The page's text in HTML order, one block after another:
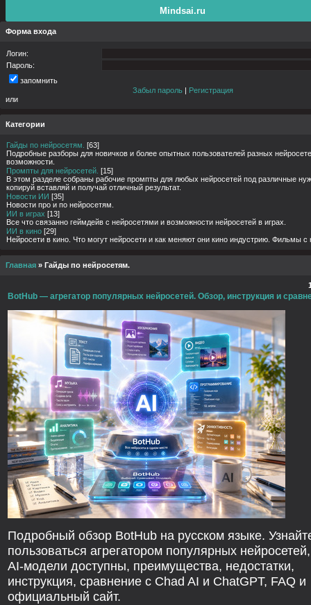
Mindsai.ru
Форма входа
Логин:
Пароль:
запомнить
Забыл пароль | Регистрация
или
Категории
Гайды по нейросетям. [63]
Подробные разборы для новичков и более опытных пользователей разных
возможности.
Промпты для нейросетей. [15]
В этом разделе собраны рабочие промпты для любых нейросетей под различные
копируй вставляй и получай отличный результат.
Новости ИИ [35]
Новости про и по нейросетям.
ИИ в играх [13]
Все что связанно геймдейв с нейросетями и возможности нейросетей в играх.
ИИ в кино [29]
Нейросети в кино. Что могут нейросети и как меняют они кино индустрию. Фильмы с
Главная » Гайды по нейросетям.
BotHub — агрегатор популярных нейросетей. Обзор, инструкция и
Подробный обзор BotHub на русском языке.
пользоваться агрегатором популярных
AI-модели доступны, преимущества, недостатки,
инструкция, сравнение с Chad AI и ChatGPT, FAQ и
официальный сайт.